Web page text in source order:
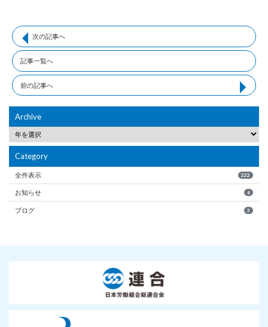
次の記事へ
記事一覧へ
前の記事へ
Archive
Category
全件表示 222
お知らせ 6
ブログ 3